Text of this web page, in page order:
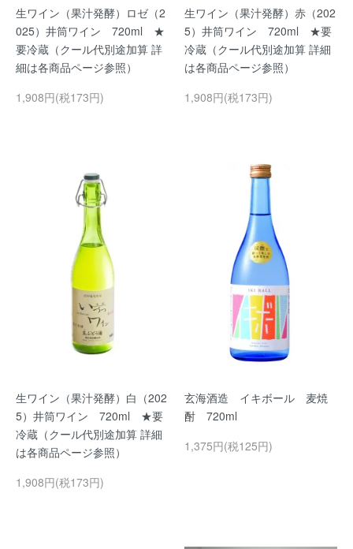
生ワイン（果汁発酵）ロゼ（2
025）井筒ワイン 720ml ★
要冷蔵（クール代別途加算 詳
細は各商品ページ参照）
1,908円(税173円)
生ワイン（果汁発酵）赤（202
5）井筒ワイン 720ml ★要
冷蔵（クール代別途加算 詳細
は各商品ページ参照）
1,908円(税173円)
生ワイン（果汁発酵）白（202
5）井筒ワイン 720ml ★要
冷蔵（クール代別途加算 詳細
は各商品ページ参照）
1,908円(税173円)
玄海酒造 イキボール 麦焼
酎 720ml
1,375円(税125円)